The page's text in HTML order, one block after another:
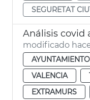
SEGURETAT
Análisis covid
modificado
AYUNTAMIENTO
VALENCIA
EXTRAMURS